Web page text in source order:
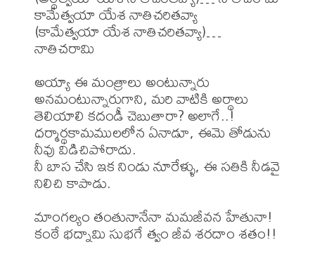
కామేత్వయా యేశ నాతిచరితవ్యా
(కామేత్వయా యేశ నాతిచరితవ్యా)…
నాతిచరామి
అయ్యా ఈ మంత్రాలు అంటున్నారు
అనమంటున్నారుగాని, మరి వాటికి అర్థాలు
తెలియాలి కదండీ చెబుతారా? అలాగే..!
ధర్మార్థకామములలోన ఏనాడూ, ఈమె తోడును
నీవు విడిచిపోరాదు.
నీ బాస చేసి ఇక నిండు నూరేళ్ళు, ఈ సతికి నీడవై
నిలిచి కాపాడు.
మాంగల్యం తంతునానేనా మమజీవన హేతునా!
కంఠే భద్నామి సుభగే త్వం జీవ శరదాం శతం!!